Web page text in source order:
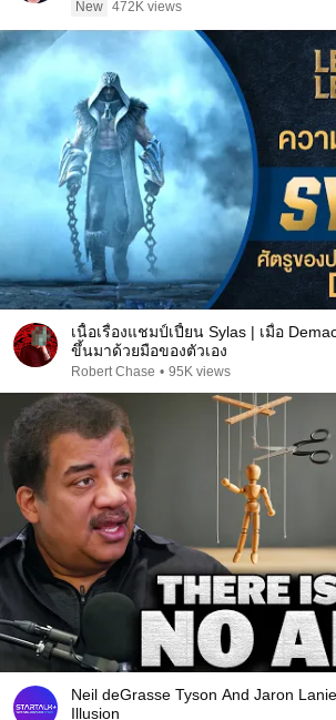
New 472K views
เนื้อเรื่องแชมป์เปี้ยน Sylas | เมื่อ
ขึ้นมาด้วยมือของตัวเอง
Robert Chase • 95K views
Neil deGrasse Tyson And Jaron
Illusion